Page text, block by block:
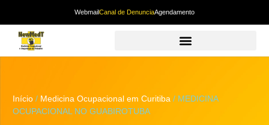
WebmailCanal de DenunciaAgendamento
Início / Medicina Ocupacional em Curitiba / MEDICINA
OCUPACIONAL NO GUABIROTUBA